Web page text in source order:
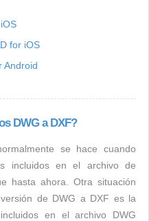
for iOS
Android
DWG a DXF?
se hace cuando
incluidos en el archivo de
hasta ahora. Otra situación
de DWG a DXF es la
en el archivo DWG